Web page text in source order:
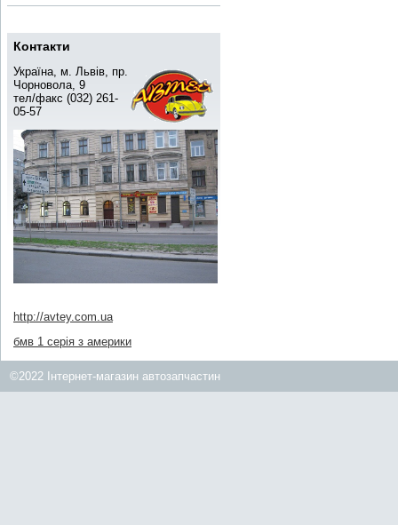
Контакти
Україна, м. Львів, пр.
Чорновола, 9
тел/факс (032) 261-
05-57
http://avtey.com.ua
бмв 1 серія з америки
©2022 Інтернет-магазин автозапчастин